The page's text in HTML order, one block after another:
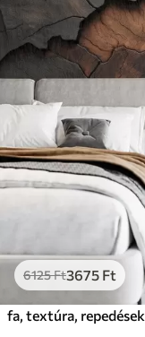
6125Ft3675 Ft